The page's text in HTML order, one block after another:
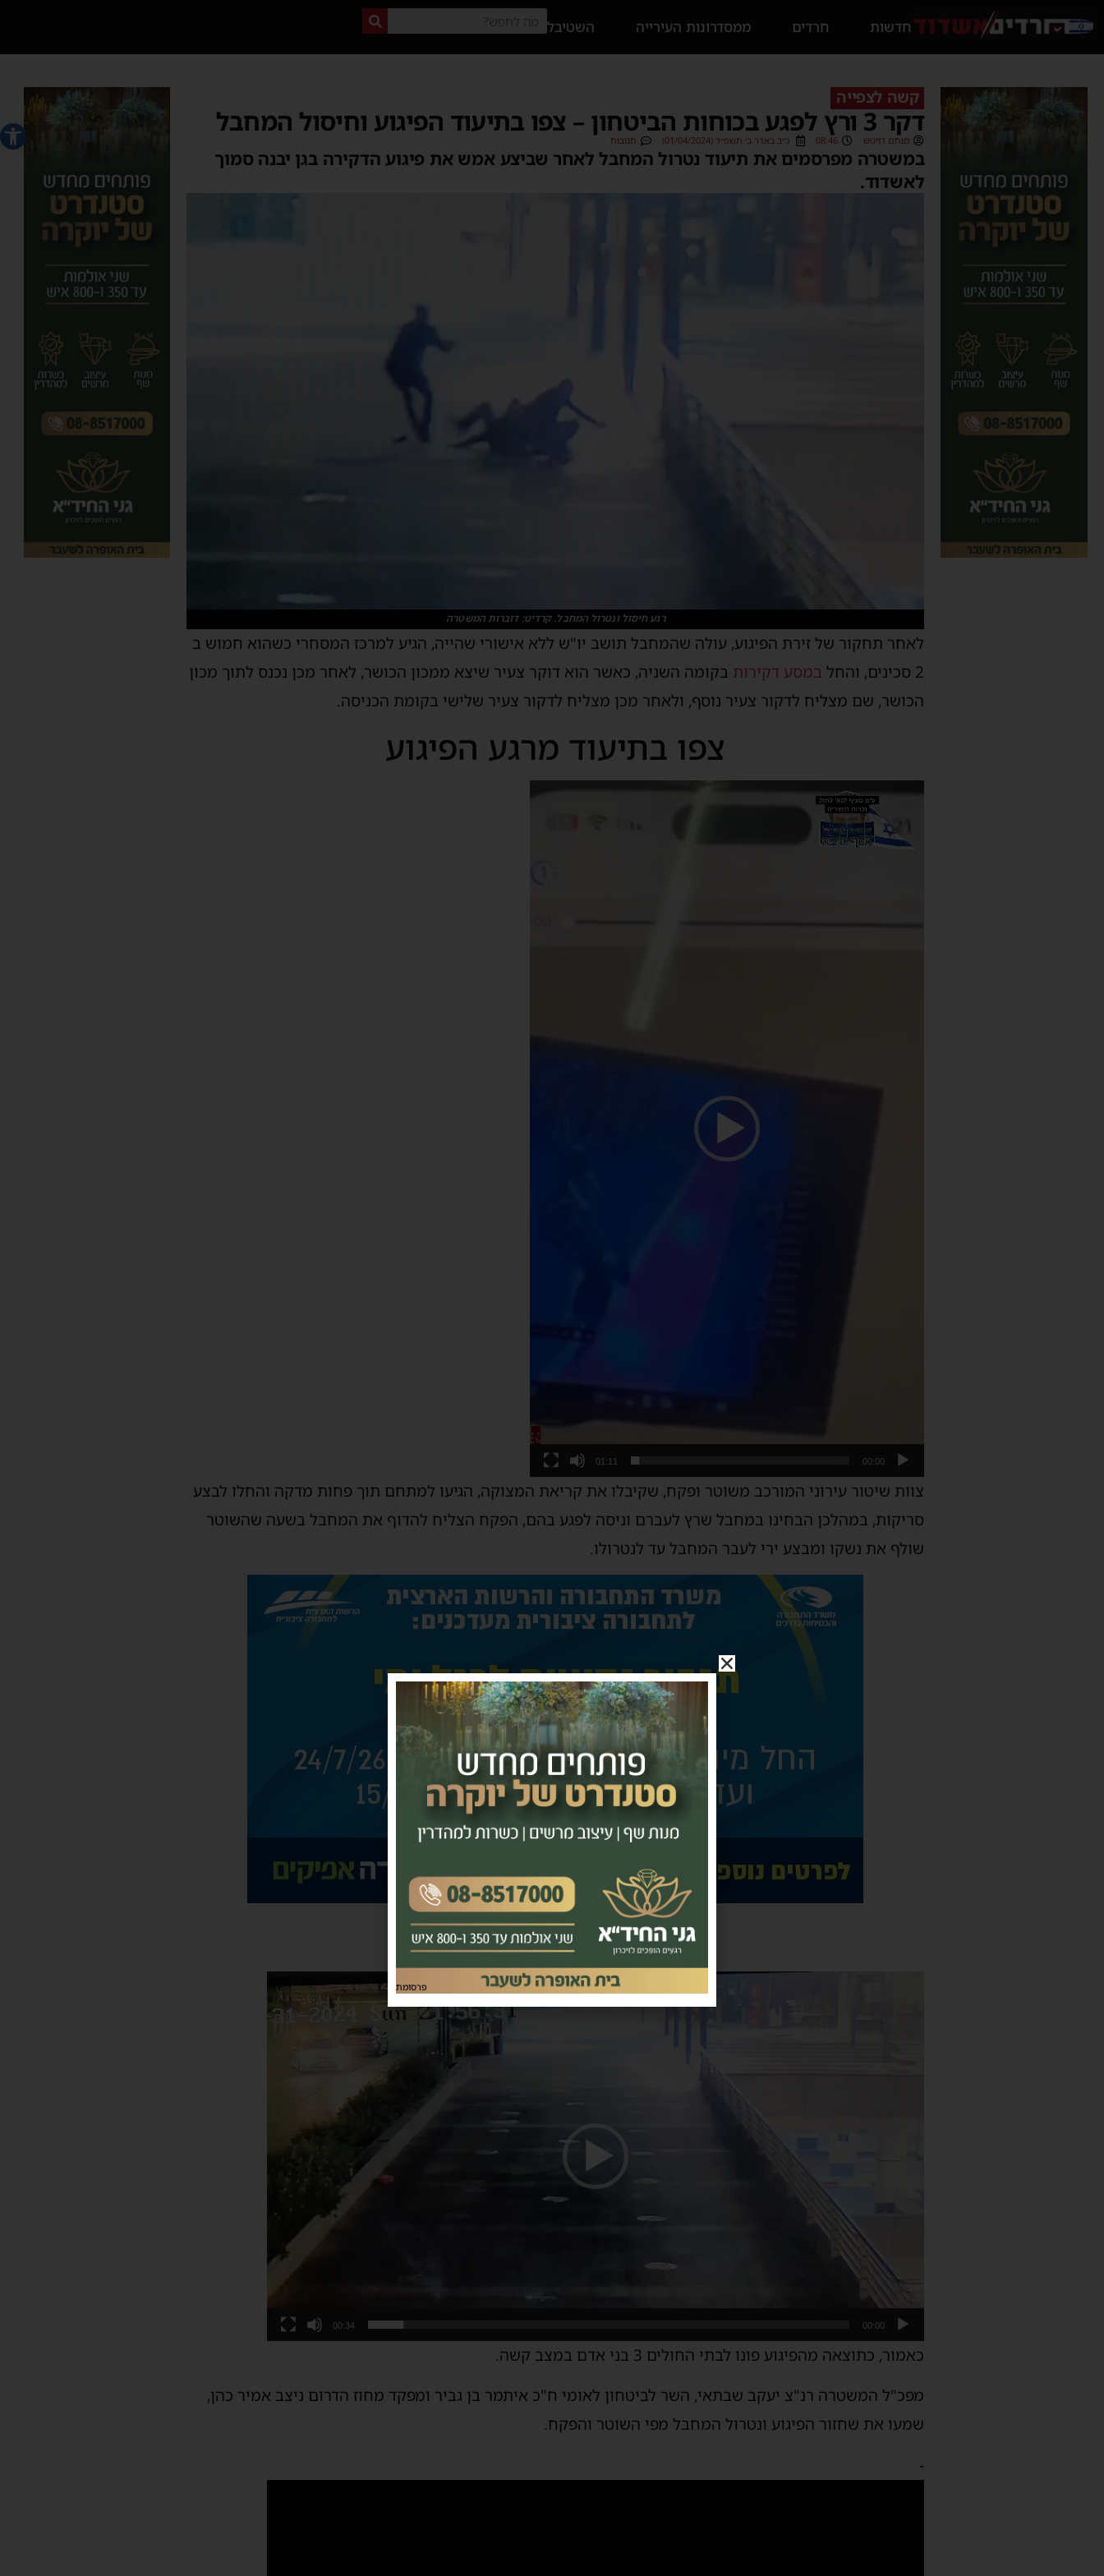
פתח
חדשות חרדים ממסדרונות העירייה השטיבל
קשה לצפייה
דקר 3 ורץ לפגע בכוחות הביטחון – צפו בתיעוד הפיגוע וחיסול המחבל
מנחם דויטש 08:46 כ״ב באדר ב׳ תשפ״ד (01/04/2024) תגובות
במשטרה מפרסמים את תיעוד נטרול המחבל לאחר שביצע אמש את פיגוע הדקירה בגן יבנה סמוך
לאשדוד.
רגע חיסול ונטרול המחבל. קרדיט: דוברות המשטרה
לאחר תחקור של זירת הפיגוע, עולה שהמחבל תושב יו"ש ללא אישורי שהייה, הגיע למרכז המסחרי כשהוא חמוש ב
2 סכינים, והחל
במסע דקירות בקומה השניה, כאשר הוא דוקר צעיר שיצא ממכון הכושר, לאחר מכן נכנס לתוך מכון
הכושר, שם מצליח לדקור צעיר נוסף, ולאחר מכן מצליח לדקור צעיר שלישי בקומת הכניסה.
צפו בתיעוד מרגע הפיגוע
נגן
00:00
01:11
צוות שיטור עירוני המורכב משוטר ופקח, שקיבלו את קריאת המצוקה, הגיעו למתחם תוך פחות מדקה והחלו לבצע
סריקות, במהלכן הבחינו במחבל שרץ לעברם וניסה לפגע בהם, הפקח הצליח להדוף את המחבל בשעה שהשוטר
שולף את נשקו ומבצע ירי לעבר המחבל עד לנטרולו.
צפו בנטרול המהיר:
00:00
00:34
כאמור, כתוצאה מהפיגוע פונו לבתי החולים 3 בני אדם במצב קשה.
מפכ"ל המשטרה רנ"צ יעקב שבתאי, השר לביטחון לאומי ח"כ איתמר בן גביר ומפקד מחוז הדרום ניצב אמיר כהן,
שמעו את שחזור הפיגוע ונטרול המחבל מפי השוטר והפקח.
-
פרסומת